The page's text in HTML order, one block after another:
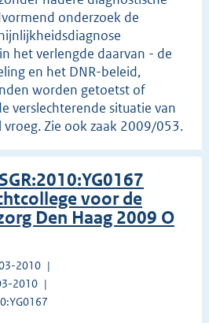
onderzoek de
het verlengde daarvan - de
en het DNR-beleid,
worden getoetst of
verslechterende situatie van
Zie ook zaak 2009/053.
voor de
Den Haag 2009 O
2010
2010